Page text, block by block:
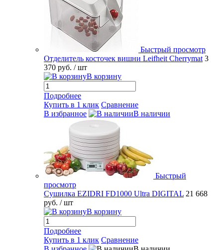
Быстрый просмотр
Отделитель косточек вишни Leifheit Cherrymat 3
370 руб. / шт
В корзину
Подробнее
Купить в 1 клик Сравнение
В избранное
В наличии
Быстрый
просмотр
Сушилка EZIDRI FD1000 Ultra DIGITAL 21 668
руб. / шт
В корзину
Подробнее
Купить в 1 клик Сравнение